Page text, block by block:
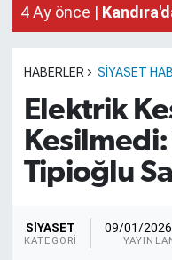
4 Ay önce |
HABERLER SİYASET
Elektrik
Kesilmedi:
Tipioğlu
SİYASET
KATEGORI
09/01/2026
SİYASET
SPOR
TEKNOLOJİ
SAĞLIK
İSLAM